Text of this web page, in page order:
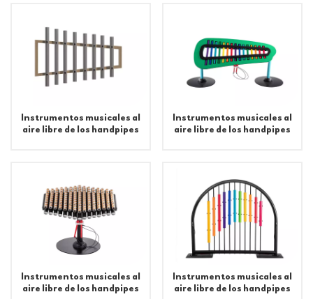
Instrumentos musicales al
aire libre de los handpipes
Instrumentos musicales al
aire libre de los handpipes
Instrumentos musicales al
aire libre de los handpipes
Instrumentos musicales al
aire libre de los handpipes